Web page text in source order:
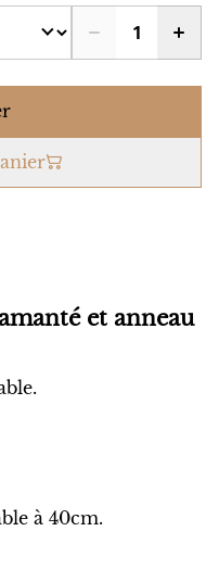
et anneau
à 40cm.